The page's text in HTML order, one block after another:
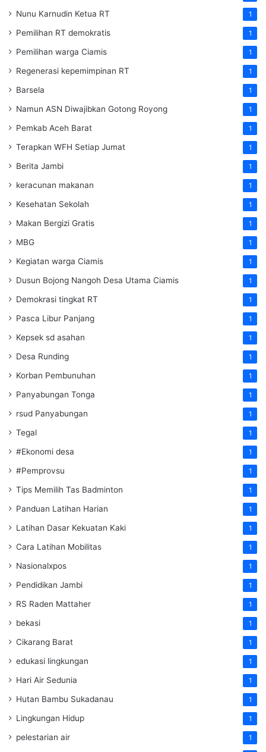
Nunu Karnudin Ketua RT 1
Pemilihan RT demokratis 1
Pemilihan warga Ciamis 1
Regenerasi kepemimpinan RT 1
Barsela 1
Namun ASN Diwajibkan Gotong Royong 1
Pemkab Aceh Barat 1
Terapkan WFH Setiap Jumat 1
Berita Jambi 1
keracunan makanan 1
Kesehatan Sekolah 1
Makan Bergizi Gratis 1
MBG 1
Kegiatan warga Ciamis 1
Dusun Bojong Nangoh Desa Utama Ciamis 1
Demokrasi tingkat RT 1
Pasca Libur Panjang 1
Kepsek sd asahan 1
Desa Runding 1
Korban Pembunuhan 1
Panyabungan Tonga 1
rsud Panyabungan 1
Tegal 1
#Ekonomi desa 1
#Pemprovsu 1
Tips Memilih Tas Badminton 1
Panduan Latihan Harian 1
Latihan Dasar Kekuatan Kaki 1
Cara Latihan Mobilitas 1
Nasionalxpos 1
Pendidikan Jambi 1
RS Raden Mattaher 1
bekasi 1
Cikarang Barat 1
edukasi lingkungan 1
Hari Air Sedunia 1
Hutan Bambu Sukadanau 1
Lingkungan Hidup 1
pelestarian air 1